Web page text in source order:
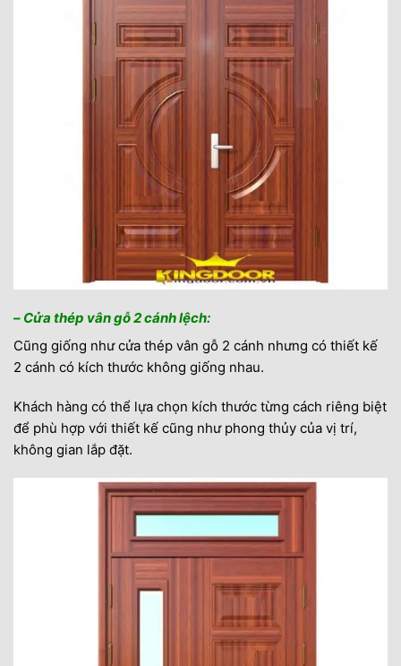
– Cửa thép vân gỗ 2 cánh lệch:
Cũng giống như cửa thép vân gỗ 2 cánh nhưng có thiết kế
2 cánh có kích thước không giống nhau.
Khách hàng có thể lựa chọn kích thước từng cách riêng biệt
để phù hợp với thiết kế cũng như phong thủy của vị trí,
không gian lắp đặt.